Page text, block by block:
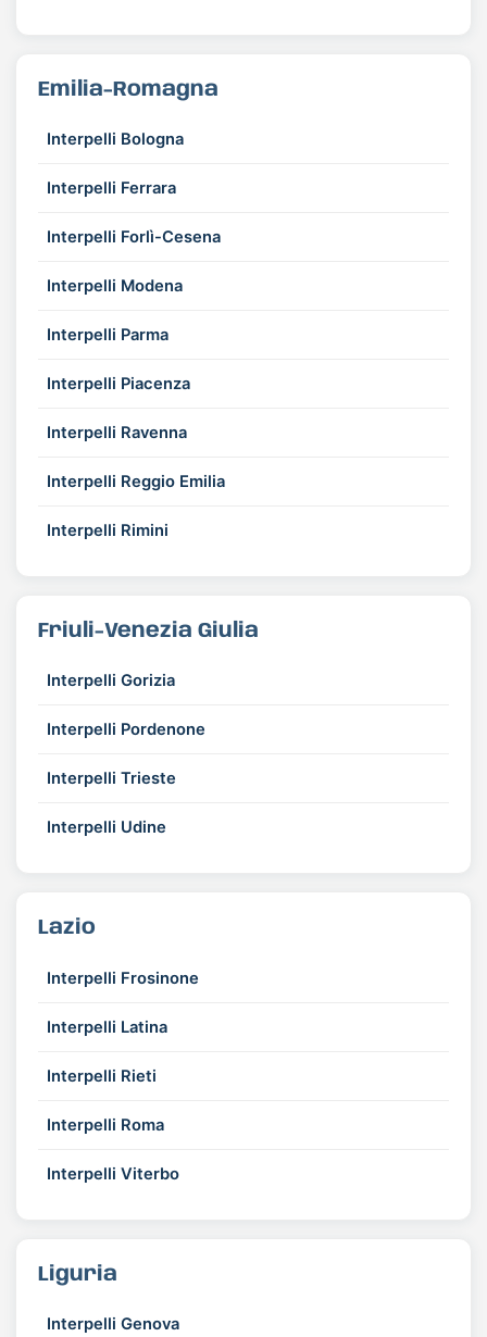
Emilia-Romagna
Interpelli Bologna
Interpelli Ferrara
Interpelli Forlì-Cesena
Interpelli Modena
Interpelli Parma
Interpelli Piacenza
Interpelli Ravenna
Interpelli Reggio Emilia
Interpelli Rimini
Friuli-Venezia Giulia
Interpelli Gorizia
Interpelli Pordenone
Interpelli Trieste
Interpelli Udine
Lazio
Interpelli Frosinone
Interpelli Latina
Interpelli Rieti
Interpelli Roma
Interpelli Viterbo
Liguria
Interpelli Genova